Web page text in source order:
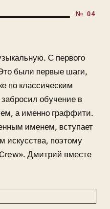
С первого
были первые шаги,
по классическим
обучение в
а именно граффити.
именем, вступает
искусства, поэтому
Дмитрий вместе